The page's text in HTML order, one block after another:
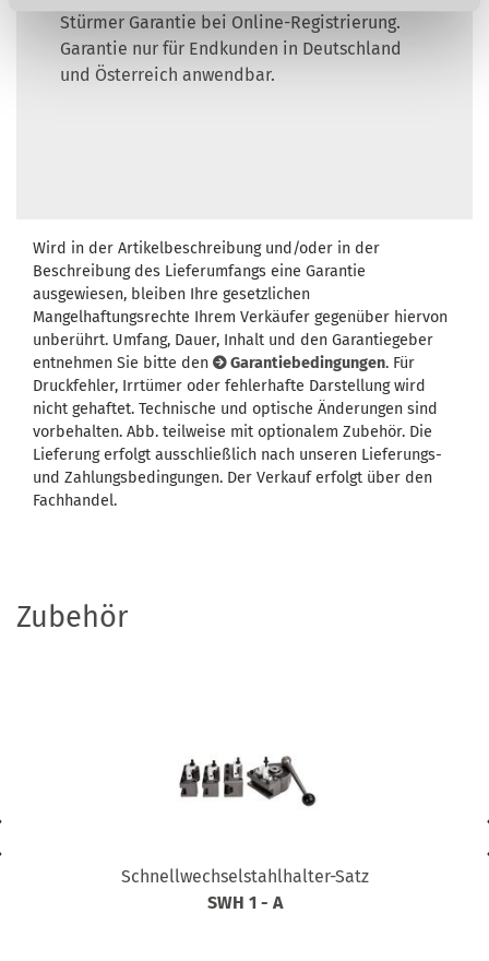
Stürmer Garantie bei Online-Registrierung.
Garantie nur für Endkunden in Deutschland
und Österreich anwendbar.
Wird in der Artikelbeschreibung und/oder in der
Beschreibung des Lieferumfangs eine Garantie
ausgewiesen, bleiben Ihre gesetzlichen
Mangelhaftungsrechte Ihrem Verkäufer gegenüber hiervon
unberührt. Umfang, Dauer, Inhalt und den Garantiegeber
entnehmen Sie bitte den
Garantiebedingungen. Für
Druckfehler, Irrtümer oder fehlerhafte Darstellung wird
nicht gehaftet. Technische und optische Änderungen sind
vorbehalten. Abb. teilweise mit optionalem Zubehör. Die
Lieferung erfolgt ausschließlich nach unseren Lieferungs-
und Zahlungsbedingungen. Der Verkauf erfolgt über den
Fachhandel.
Zubehör
Schnellwechselstahlhalter-Satz
SWH 1 - A